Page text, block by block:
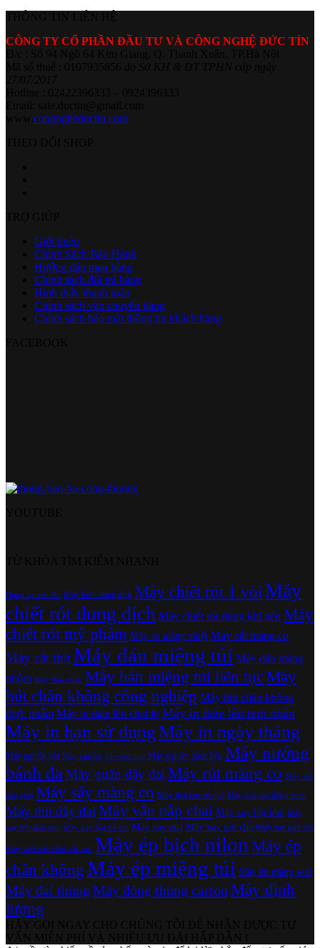
CÔNG TY CỔ PHẦN ĐẦU TƯ VÀ CÔNG NGHỆ ĐỨC TÍN
congngheductin.com
Giới thiệu
Chính Sách Bảo Hành
Hướng dẫn mua hàng
Chính sách đổi trả hàng
Hình thức thanh toán
Chính sách vận chuyển hàng
Chính sách bảo mật thông tin khách hàng
Dụng cụ xiết đai Máy bơm dung dịch Máy chiết rót 1 vòiMáy
chiết rót dung dịch Máy chiết rót dùng khí nén Máy
chiết rót mỹ phẩm Máy co màng nhiệt Máy cắt màng co
Máy cắt thịtMáy dán miệng túi Máy dán màng
nhôm Máy dán nhãn Máy hàn miệng túi liên tụcMáy
hút chân không công nghiệp Máy hút chân không
thực phẩm Máy in date lên chai lọ Máy in date lên tem nhãn
Máy in hạn sử dụngMáy in ngày tháng
Máy nghiền bột Máy nghiền bột siêu mịn Máy nghiền dược liệu Máy nướng
bánh đa Máy quấn dây đai Máy rút màng co Máy siết
nắp chai Máy sấy màng co Máy thái rau củ quả Máy thái thịt đông lạnh
Máy thít dây đai Máy vặn nắp chai Máy xay bột khô Máy
xay bột siêu mịn Máy xay bột trẻ em Máy xay cua Máy xay giò chả Máy xay ngũ cốc
Máy xiết nắp chai vắc xin Máy ép bịch nilon Máy ép
chân không Máy ép miệng túi Máy ép màng seal
Máy đai thùng Máy đóng thùng carton Máy định
lượng